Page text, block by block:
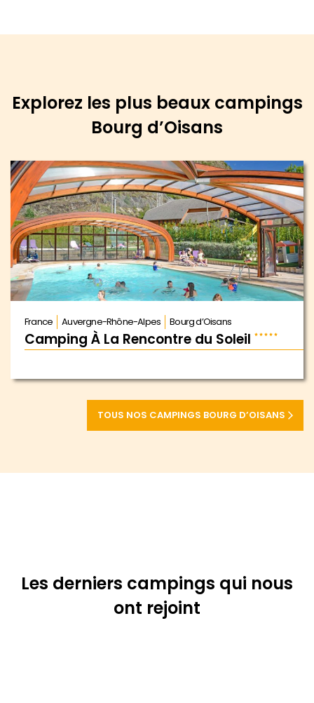
Explorez les plus beaux campings
Bourg d’Oisans
France Auvergne-Rhône-Alpes Bourg d’Oisans
Camping À La Rencontre du Soleil
TOUS NOS CAMPINGS BOURG D’OISANS
Les derniers campings qui nous
ont rejoint